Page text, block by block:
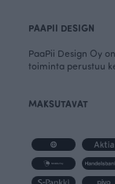
PAAPII DESIGN
PaaPii Design Oy
toiminta perustuu
MAKSUTAVAT